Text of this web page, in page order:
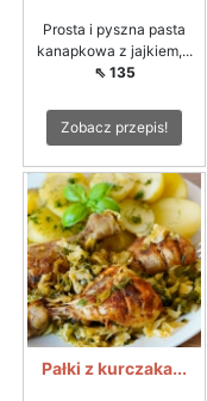
Prosta i pyszna pasta
kanapkowa z jajkiem,...
⇖ 135
Zobacz przepis!
Pałki z kurczaka...